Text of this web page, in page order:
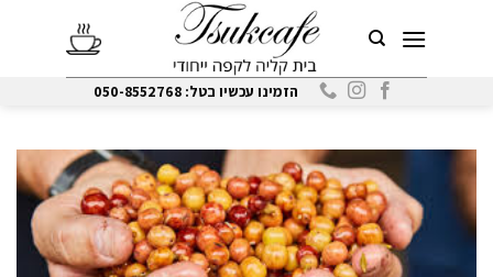
הזמינו עכשיו בטל: 050-8552768